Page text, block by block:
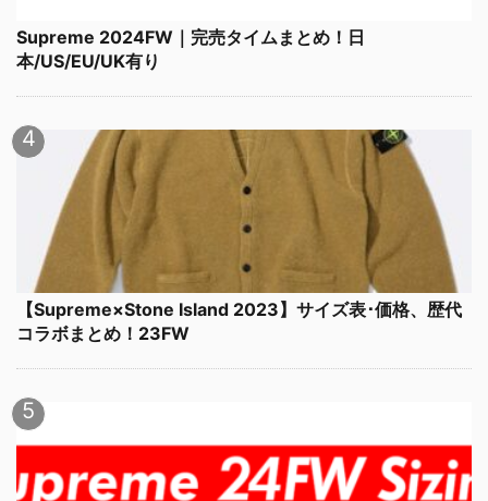
Supreme 2024FW｜完売タイムまとめ！日
本/US/EU/UK有り
【Supreme×Stone Island 2023】サイズ表･価格、歴代
コラボまとめ！23FW